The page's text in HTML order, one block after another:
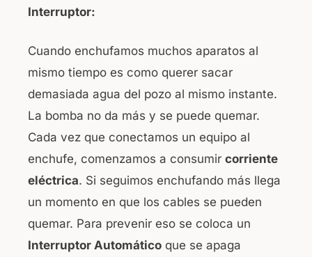
Interruptor:
Cuando enchufamos muchos aparatos al
mismo tiempo es como querer sacar
demasiada agua del pozo al mismo instante.
La bomba no da más y se puede quemar.
Cada vez que conectamos un equipo al
enchufe, comenzamos a consumir corriente
eléctrica. Si seguimos enchufando más llega
un momento en que los cables se pueden
quemar. Para prevenir eso se coloca un
Interruptor Automático que se apaga